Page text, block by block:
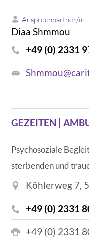
Ansprechpartner/in
Diaa Shmmou
+49 (0) 2331
GEZEITEN |
Psychosoziale
sterbenden und
Köhlerweg 7,
+49 (0) 2331
+49 (0) 2331